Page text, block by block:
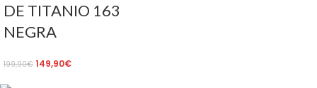
DE TITANIO 163
NEGRA
199,90€ 149,90€